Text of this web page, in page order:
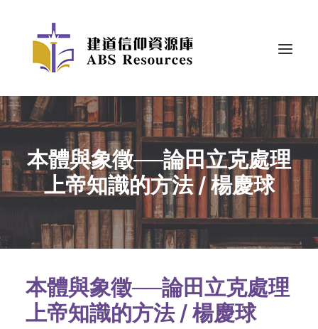
本體與象徵──論田立克處理
上帝知識的方法 / 楊慶球
本體與象徵──論田立克處理
上帝知識的方法 / 楊慶球